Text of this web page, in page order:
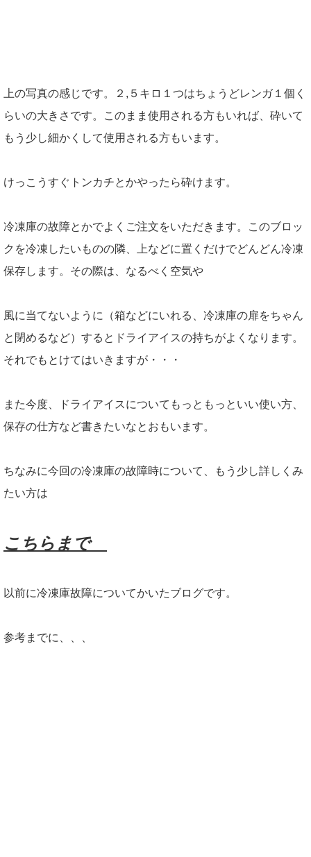
上の写真の感じです。２,５キロ１つはちょうどレンガ１個く
らいの大きさです。このまま使用される方もいれば、砕いて
もう少し細かくして使用される方もいます。
けっこうすぐトンカチとかやったら砕けます。
冷凍庫の故障とかでよくご注文をいただきます。このブロッ
クを冷凍したいものの隣、上などに置くだけでどんどん冷凍
保存します。その際は、なるべく空気や
風に当てないように（箱などにいれる、冷凍庫の扉をちゃん
と閉めるなど）するとドライアイスの持ちがよくなります。
それでもとけてはいきますが・・・
また今度、ドライアイスについてもっともっといい使い方、
保存の仕方など書きたいなとおもいます。
ちなみに今回の冷凍庫の故障時について、もう少し詳しくみ
たい方は
こちらまで
以前に冷凍庫故障についてかいたブログです。
参考までに、、、